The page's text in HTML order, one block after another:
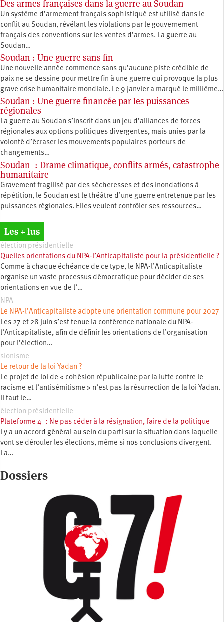
Des armes françaises dans la guerre au Soudan
Un système d’armement français sophistiqué est utilisé dans le
conflit au Soudan, révélant les violations par le gouvernement
français des conventions sur les ventes d’armes. La guerre au
Soudan…
Soudan : Une guerre sans fin
Une nouvelle année commence sans qu’aucune piste crédible de
paix ne se dessine pour mettre fin à une guerre qui provoque la plus
grave crise humanitaire mondiale. Le 9 janvier a marqué le millième…
Soudan : Une guerre financée par les puissances
régionales
La guerre au Soudan s’inscrit dans un jeu d’alliances de forces
régionales aux options politiques divergentes, mais unies par la
volonté d’écraser les mouvements populaires porteurs de
changements…
Soudan : Drame climatique, conflits armés, catastrophe
humanitaire
Gravement fragilisé par des sécheresses et des inondations à
répétition, le Soudan est le théâtre d’une guerre entretenue par les
puissances régionales. Elles veulent contrôler ses ressources…
Les + lus
élection présidentielle
Quelles orientations du NPA-l’Anticapitaliste pour la présidentielle ?
Comme à chaque échéance de ce type, le NPA-l’Anticapitaliste
organise un vaste processus démocratique pour décider de ses
orientations en vue de l’…
NPA
Le NPA-l’Anticapitaliste adopte une orientation commune pour 2027
Les 27 et 28 juin s’est tenue la conférence nationale du NPA-
l’Anticapitaliste, afin de définir les orientations de l’organisation
pour l’élection…
sionisme
Le retour de la loi Yadan ?
Le projet de loi de « cohésion républicaine par la lutte contre le
racisme et l’antisémitisme » n’est pas la résurrection de la loi Yadan.
Il faut le…
élection présidentielle
Plateforme 4 : Ne pas céder à la résignation, faire de la politique
l y a un accord général au sein du parti sur la situation dans laquelle
vont se dérouler les élections, même si nos conclusions divergent.
La…
Dossiers